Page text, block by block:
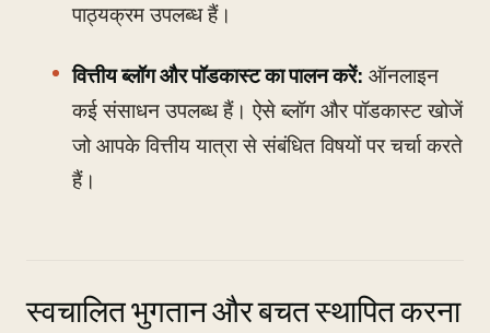
पाठ्यक्रम उपलब्ध हैं।
वित्तीय ब्लॉग और पॉडकास्ट का पालन करें: ऑनलाइन
कई संसाधन उपलब्ध हैं। ऐसे ब्लॉग और पॉडकास्ट खोजें
जो आपके वित्तीय यात्रा से संबंधित विषयों पर चर्चा करते
हैं।
स्वचालित भुगतान और बचत स्थापित करना